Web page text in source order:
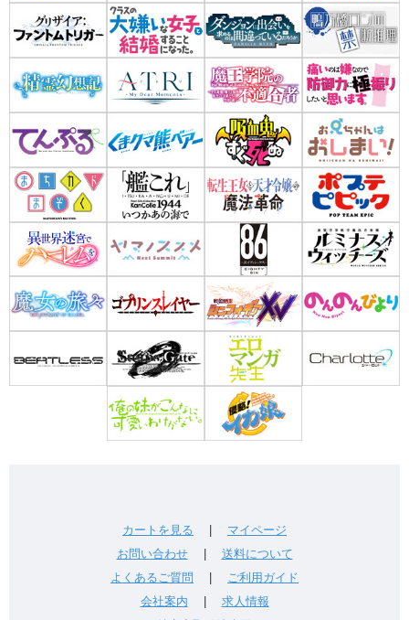
カートを見る
マイページ
お問い合わせ| 送料について
よくあるご質問
ご利用ガイド
会社案内
求人情報